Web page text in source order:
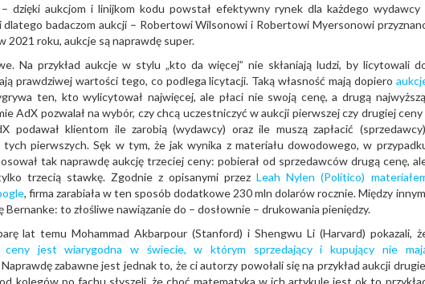
dzięki aukcjom i linijkom kodu powstał efektywny rynek dla każdego wydawcy
dlatego badaczom aukcji – Robertowi Wilsonowi i Robertowi Myersonowi
2021 roku, aukcje są naprawdę super.
Na przykład aukcje w stylu „kto da więcej” nie skłaniają ludzi, by licytowali
prawdziwej wartości tego, co podlega licytacji. Taką własność mają dopiero
ten, kto wylicytował najwięcej, ale płaci nie swoją cenę, a drugą
AdX pozwalał na wybór, czy chcą uczestniczyć w aukcji pierwszej czy drugiej ceny
podawał klientom ile zarobią (wydawcy) oraz ile muszą zapłacić
pierwszych. Sęk w tym, że jak wynika z materiału dowodowego, w
tak naprawdę aukcję trzeciej ceny: pobierał od sprzedawców drugą cenę,
trzecią stawkę. Zgodnie z opisanymi przezLeah Nylen (Politico)
, firma zarabiała w ten sposób dodatkowe 230 mln dolarów rocznie. Między
Bernanke: to złośliwe nawiązanie do – dosłownie – drukowania pieniędzy.
lat temu Mohammad Akbarpour (Stanford) i Shengwu Li (Harvard) pokazali,
ceny jest wiarygodna w świecie, w którym sprzedający i kupujący nie
Naprawdę zabawne jest jednak to, że ci autorzy powołali się na przykład aukcji
kolegów po fachu słyszeli, że choć matematyka w ich artykule jest ok to